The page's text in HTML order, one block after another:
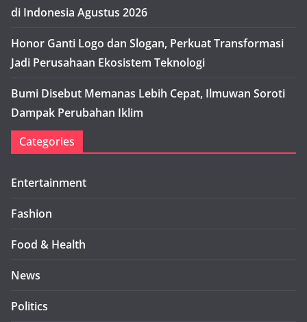
di Indonesia Agustus 2026
Honor Ganti Logo dan Slogan, Perkuat Transformasi
Jadi Perusahaan Ekosistem Teknologi
Bumi Disebut Memanas Lebih Cepat, Ilmuwan Soroti
Dampak Perubahan Iklim
Categories
Entertainment
Fashion
Food & Health
News
Politics